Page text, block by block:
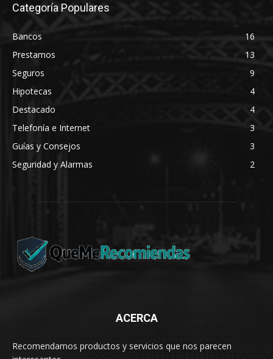
Categoría Populares
Bancos
16
Prestamos
13
Seguros
9
Hipotecas
4
Destacado
4
Telefonía e Internet
3
Guías y Consejos
3
Seguridad y Alarmas
2
ACERCA
Recomendamos productos y servicios que nos parecen